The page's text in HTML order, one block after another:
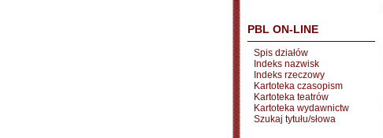
PBL ON-LINE
Spis działów
Indeks nazwisk
Indeks rzeczowy
Kartoteka czasopism
Kartoteka teatrów
Kartoteka wydawnictw
Szukaj tytułu/słowa